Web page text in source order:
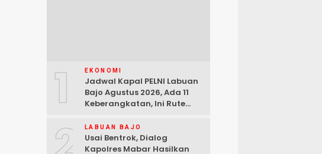
1 EKONOMI
Jadwal Kapal PELNI Labuan
Bajo Agustus 2026, Ada 11
Keberangkatan, Ini Rute
LABUAN BAJO
Usai Bentrok, Dialog
Kapolres Mabar Hasilkan